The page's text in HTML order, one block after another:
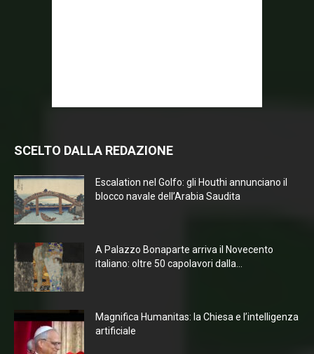
SCELTO DALLA REDAZIONE
Escalation nel Golfo: gli Houthi annunciano il
blocco navale dell’Arabia Saudita
A Palazzo Bonaparte arriva il Novecento
italiano: oltre 50 capolavori dalla...
Magnifica Humanitas: la Chiesa e l’intelligenza
artificiale